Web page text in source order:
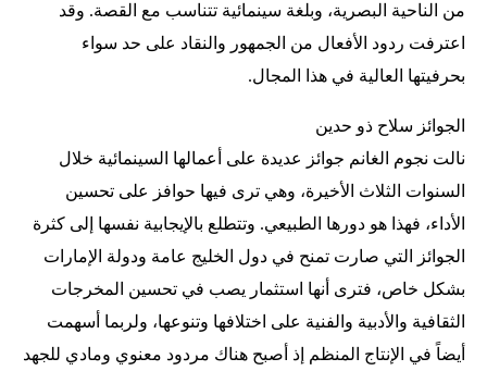
من الناحية البصرية، وبلغة سينمائية تتناسب مع القصة. وقد
اعترفت ردود الأفعال من الجمهور والنقاد على حد سواء
بحرفيتها العالية في هذا المجال.
الجوائز سلاح ذو حدين
نالت نجوم الغانم جوائز عديدة على أعمالها السينمائية خلال
السنوات الثلاث الأخيرة، وهي ترى فيها حوافز على تحسين
الأداء، فهذا هو دورها الطبيعي. وتتطلع بالإيجابية نفسها إلى كثرة
الجوائز التي صارت تمنح في دول الخليج عامة ودولة الإمارات
بشكل خاص، فترى أنها استثمار يصب في تحسين المخرجات
الثقافية والأدبية والفنية على اختلافها وتنوعها، ولربما أسهمت
أيضاً في الإنتاج المنظم إذ أصبح هناك مردود معنوي ومادي للجهد